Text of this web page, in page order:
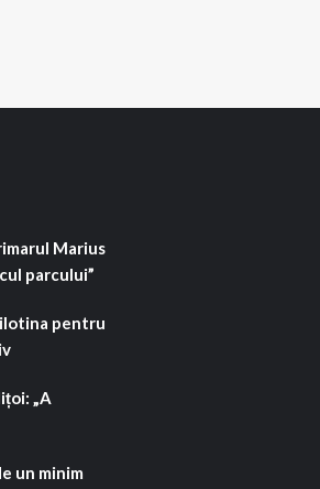
Marius
parcului”
pentru
„A
un minim